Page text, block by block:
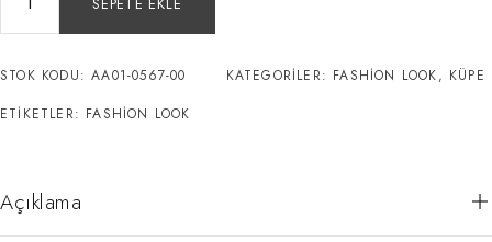
STOK KODU:AA01-0567-00 KATEGORILER: FASHION LOOK, KÜPE
ETIKETLER: FASHION LOOK
Açıklama